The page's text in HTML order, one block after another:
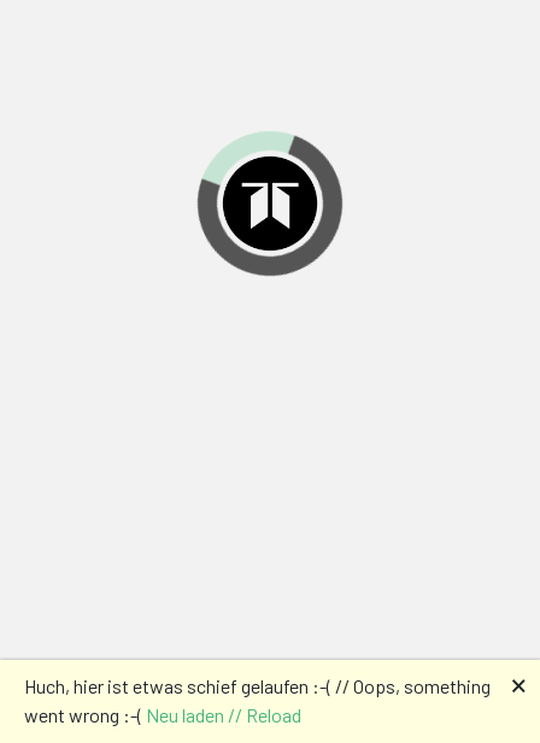
Huch, hier ist etwas schief gelaufen :-( // Oops, something
went wrong :-( Neu laden // Reload
🗙